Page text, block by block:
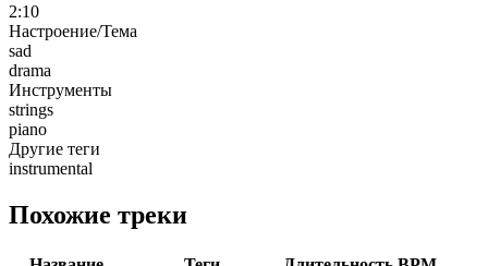
2:10
Настроение/Тема
sad
drama
Инструменты
strings
piano
Другие теги
instrumental
Похожие треки